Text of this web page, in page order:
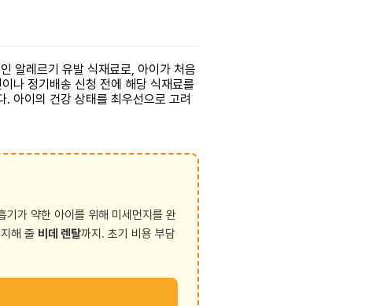
알레르기 유발 식재료로, 아이가 처음
나 정기배송 신청 전에 해당 식재료를
아이의 건강 상태를 최우선으로 고려
기가 약한 아이를 위해 미세먼지를 완
해 줄 비데 렌탈까지. 초기 비용 부담